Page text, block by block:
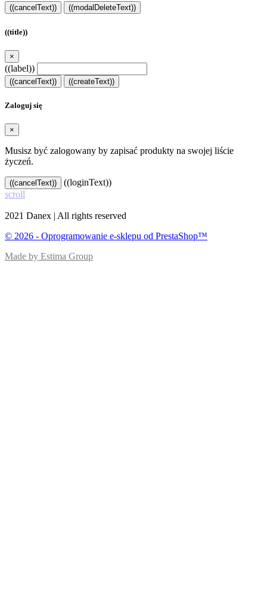
((cancelText)) ((modalDeleteText))
((title))
×
((label))
((cancelText)) ((createText))
Zaloguj się
×
Musisz być zalogowany by zapisać produkty na swojej liście
życzeń.
((cancelText))
((loginText))
scroll
2021 Danex | All rights reserved
© 2026 - Oprogramowanie e-sklepu od PrestaShop™
Made by Estima Group